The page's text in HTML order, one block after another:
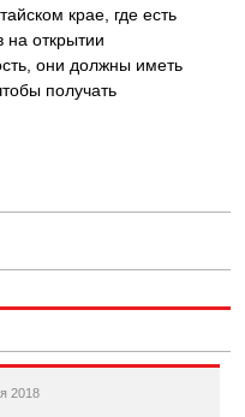
крае, где есть
на открытии
они должны иметь
получать
2018